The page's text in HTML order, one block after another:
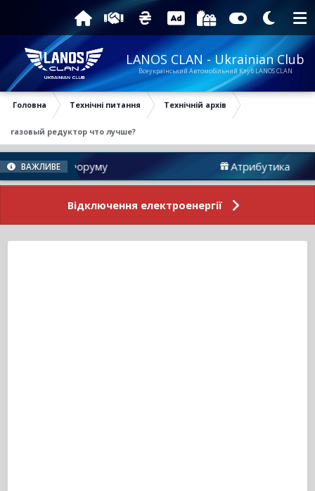
LANOS CLAN - Ukrainian Club
Всеукраїнський Автомобільний Клуб LANOS CLAN
Головна Технічні питання Технічній архів
газовый редуктор что лучше?
ВАЖЛИВЕФоруму Атрибутика
Відключення електроенергії